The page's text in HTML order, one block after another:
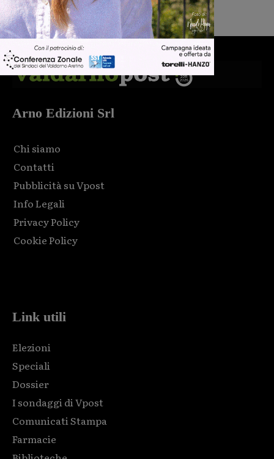
Arno Edizioni Srl
Chi siamo
Contatti
Pubblicità su Vpost
Info Legali
Privacy Policy
Cookie Policy
Link utili
Elezioni
Speciali
Dossier
I sondaggi di Vpost
Comunicati Stampa
Farmacie